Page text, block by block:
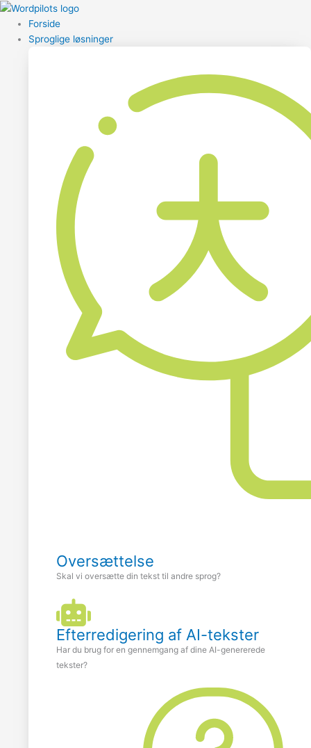
Forside
Sproglige løsninger
Oversættelse
Skal vi oversætte din tekst til andre sprog?
Efterredigering af AI-tekster
Har du brug for en gennemgang af dine AI-genererede
tekster?